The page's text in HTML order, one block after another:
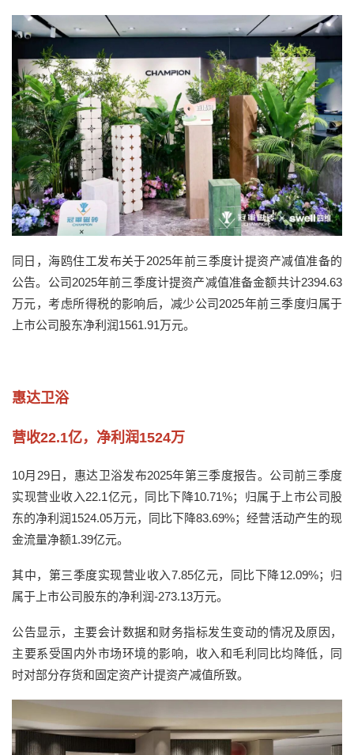
同日，海鸥住工发布关于2025年前三季度计提资产减值准备的
公告。公司2025年前三季度计提资产减值准备金额共计2394.63
万元，考虑所得税的影响后，减少公司2025年前三季度归属于
上市公司股东净利润1561.91万元。
惠达卫浴
营收22.1亿，净利润1524万
10月29日，惠达卫浴发布2025年第三季度报告。公司前三季度
实现营业收入22.1亿元，同比下降10.71%；归属于上市公司股
东的净利润1524.05万元，同比下降83.69%；经营活动产生的现
金流量净额1.39亿元。
其中，第三季度实现营业收入7.85亿元，同比下降12.09%；归
属于上市公司股东的净利润-273.13万元。
公告显示，主要会计数据和财务指标发生变动的情况及原因，
主要系受国内外市场环境的影响，收入和毛利同比均降低，同
时对部分存货和固定资产计提资产减值所致。